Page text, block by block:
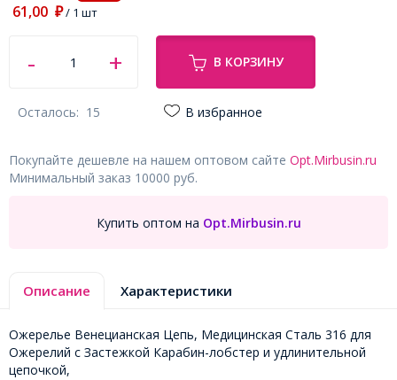
61,00 ₽/ 1 шт
В КОРЗИНУ
Осталось: 15 В избранное
Покупайте дешевле на нашем оптовом сайте Opt.Mirbusin.ru
Минимальный заказ 10000 руб.
Купить оптом на Opt.Mirbusin.ru
Описание Характеристики
Ожерелье Венецианская Цепь, Медицинская Сталь 316 для
Ожерелий с Застежкой Карабин-лобстер и удлинительной
цепочкой,